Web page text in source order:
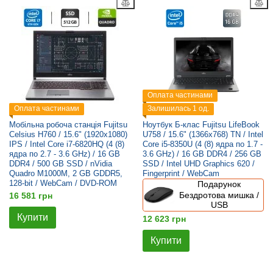
Оплата частинами
Мобільна робоча станція Fujitsu
Celsius H760 / 15.6" (1920x1080)
IPS / Intel Core i7-6820HQ (4 (8)
ядра по 2.7 - 3.6 GHz) / 16 GB
DDR4 / 500 GB SSD / nVidia
Quadro M1000M, 2 GB GDDR5,
128-bit / WebCam / DVD-ROM
16 581 грн
Купити
Оплата частинами
Залишилась 1 од.
Ноутбук Б-клас Fujitsu LifeBook
U758 / 15.6" (1366x768) TN / Intel
Core i5-8350U (4 (8) ядра по 1.7 -
3.6 GHz) / 16 GB DDR4 / 256 GB
SSD / Intel UHD Graphics 620 /
Fingerprint / WebCam
Подарунок
Бездротова мишка /
USB
12 623 грн
Купити